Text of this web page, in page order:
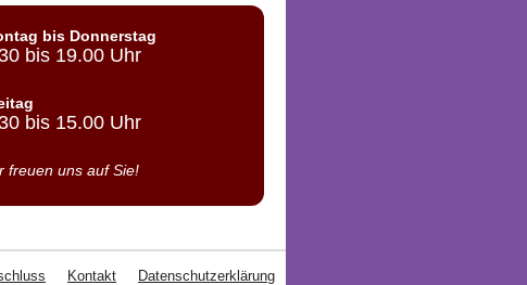
bis Donnerstag
bis 19.00 Uhr
bis 15.00 Uhr
freuen uns auf Sie!
Kontakt Datenschutzerklärung